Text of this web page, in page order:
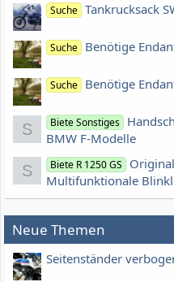
Suche Tankrucksack
Suche Benötige
Suche Benötige
S Biete Sonstiges
BMW F-Modelle
S Biete R 1250 GS
Multifunktionale
Neue Themen
Seitenständer